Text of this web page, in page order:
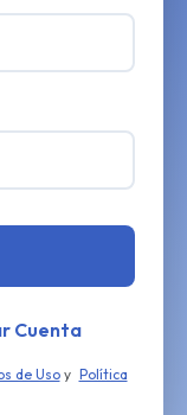
Cuenta
de Usoy Política